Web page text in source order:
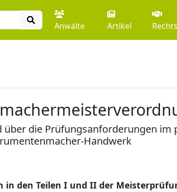
Anwälte Artikel
die Prüfungsanforderungen
Handwerk
in den Teilen I und II der